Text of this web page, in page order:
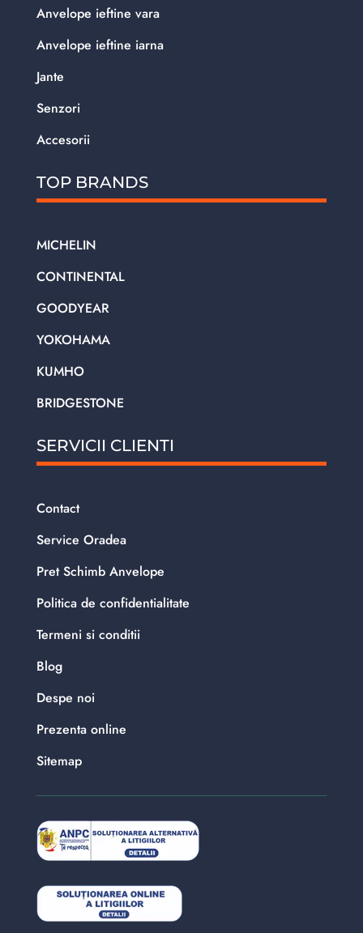
Anvelope ieftine vara
Anvelope ieftine iarna
Jante
Senzori
Accesorii
TOP BRANDS
MICHELIN
CONTINENTAL
GOODYEAR
YOKOHAMA
KUMHO
BRIDGESTONE
SERVICII CLIENTI
Contact
Service Oradea
Pret Schimb Anvelope
Politica de confidentialitate
Termeni si conditii
Blog
Despe noi
Prezenta online
Sitemap